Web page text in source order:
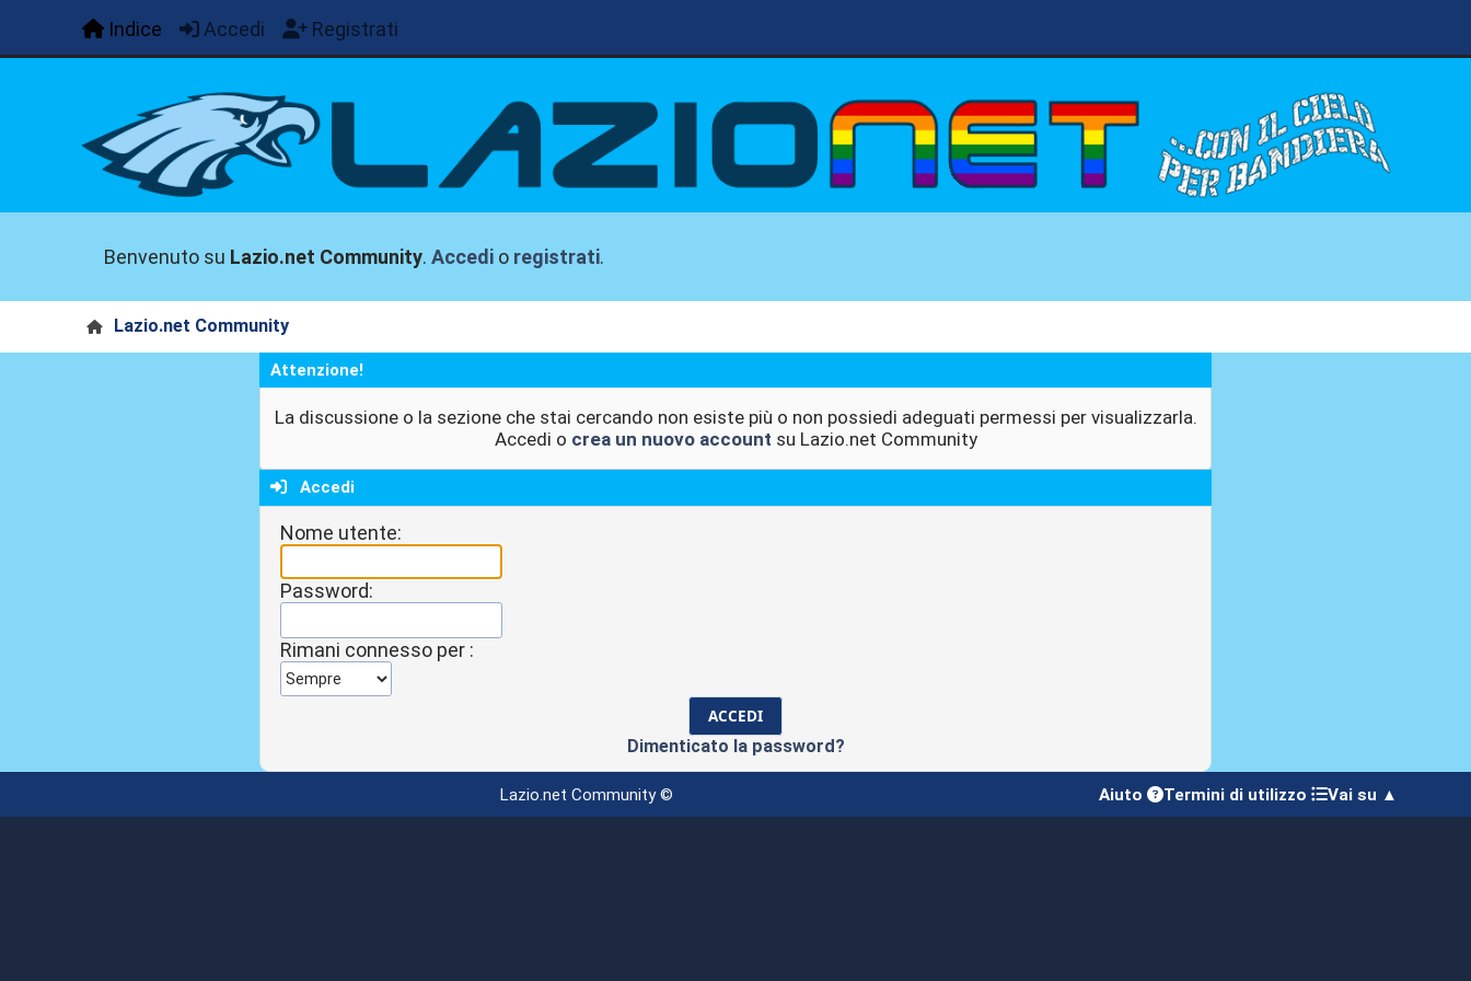
Indice Accedi Registrati
Benvenuto su Lazio.net Community.Accedi o registrati.
Lazio.net Community
Attenzione!
La discussione o la sezione che stai cercando non esiste più o non possiedi adeguati permessi per visualizzarla.
Accedi o crea un nuovo account su Lazio.net Community
Accedi
Nome utente:
Password:
Rimani connesso per :
Dimenticato la password?
Lazio.net Community © Aiuto Termini di utilizzo Vai su ▲